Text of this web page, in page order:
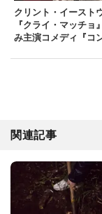
クリント・イースト
『クライ・マッチョ
み主演コメディ『コ
関連記事